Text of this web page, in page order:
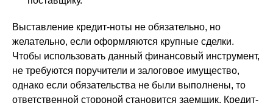
Выставление кредит-ноты не обязательно, но
желательно, если оформляются крупные сделки.
Чтобы использовать данный финансовый инструмент,
не требуются поручители и залоговое имущество,
однако если обязательства не были выполнены, то
ответственной стороной становится заемщик. Кредит-